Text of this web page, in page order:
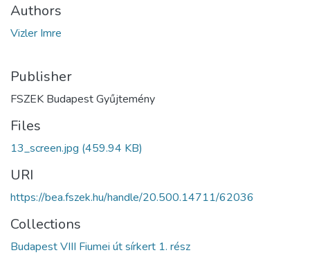
Authors
Vizler Imre
Publisher
FSZEK Budapest Gyűjtemény
Files
13_screen.jpg (459.94 KB)
URI
https://bea.fszek.hu/handle/20.500.14711/62036
Collections
Budapest VIII Fiumei út sírkert 1. rész